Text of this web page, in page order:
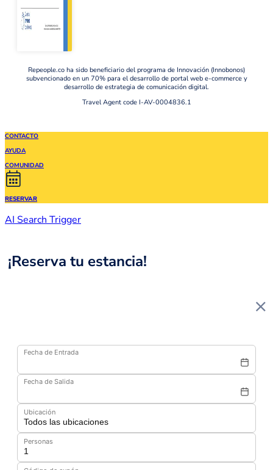
Repeople.co ha sido beneficiario del programa de Innovación (Innobonos)
subvencionado en un 70% para el desarrollo de portal web e-commerce y
desarrollo de estrategia de comunicación digital.
Travel Agent code I-AV-0004836.1
CONTACTO
AYUDA
COMUNIDAD
RESERVAR
AI Search Trigger
¡Reserva tu estancia!
Fecha de Entrada
Fecha de Salida
Ubicación
Personas